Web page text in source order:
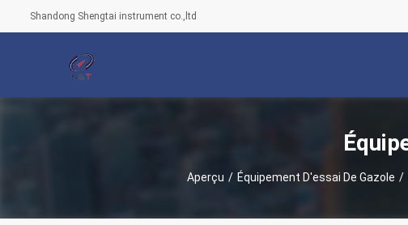
Shandong Shengtai instrument co.,ltd
Aperçu / Équipement D'essai De Gazole /